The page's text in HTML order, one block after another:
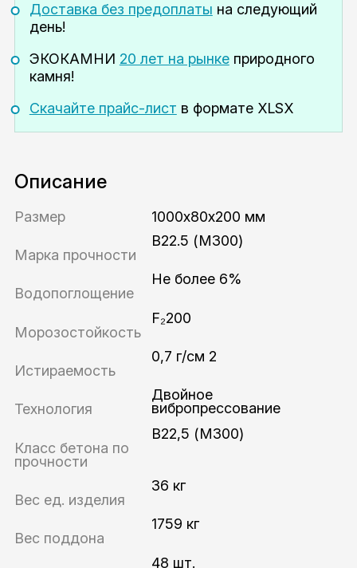
Доставка без предоплаты на следующий
день!
ЭКОКАМНИ 20 лет на рынкеприродного
камня!
Скачайте прайс-лист в формате XLSX
Описание
Размер 1000x80х200 мм
Марка прочности
B22.5 (M300)
Водопоглощение
Не более 6%
Морозостойкость
F₂200
Истираемость
0,7 г/см 2
Технология
Двойное
вибропрессование
Класс бетона по
прочности
В22,5 (М300)
Вес ед. изделия
36 кг
Вес поддона
1759 кг
48 шт.